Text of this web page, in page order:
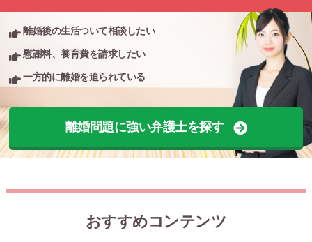
離婚後の生活ついて相談したい
慰謝料、養育費を請求したい
一方的に離婚を迫られている
離婚問題に強い弁護士を探す
おすすめコンテンツ